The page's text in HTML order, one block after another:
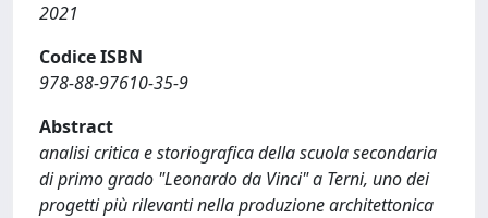
2021
Codice ISBN
978-88-97610-35-9
Abstract
analisi critica e storiografica della scuola secondaria
di primo grado "Leonardo da Vinci" a Terni, uno dei
progetti più rilevanti nella produzione architettonica